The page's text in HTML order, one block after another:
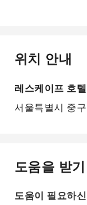
위치 안내
레스케이프 호텔
서울특별시 중
도움을 받기
도움이 필요하